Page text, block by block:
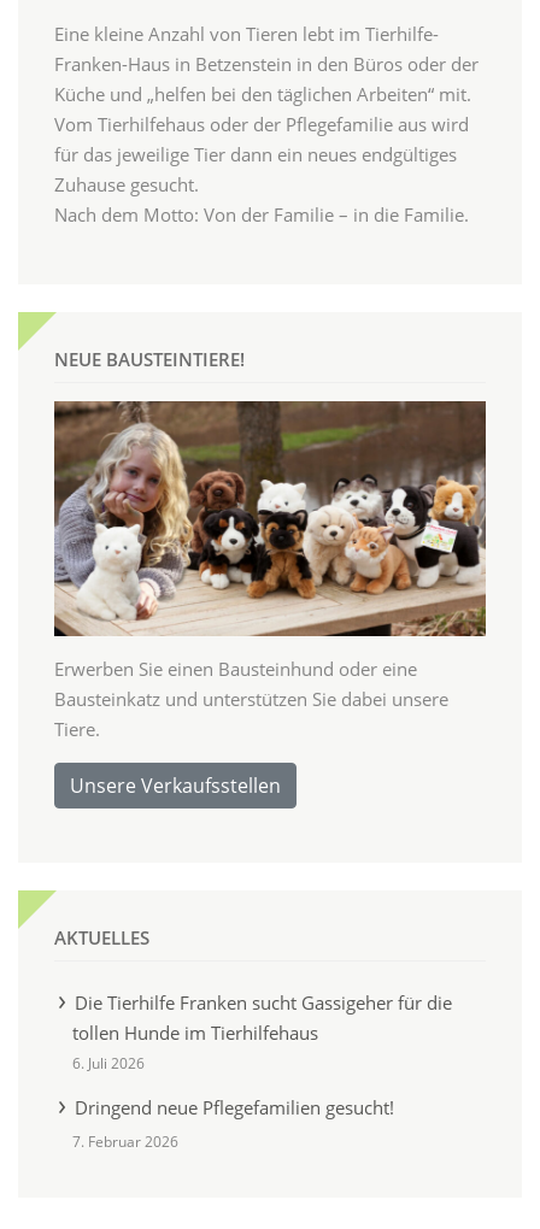
Eine kleine Anzahl von Tieren lebt im Tierhilfe-
Franken-Haus in Betzenstein in den Büros oder der
Küche und „helfen bei den täglichen Arbeiten“ mit.
Vom Tierhilfehaus oder der Pflegefamilie aus wird
für das jeweilige Tier dann ein neues endgültiges
Zuhause gesucht.
Nach dem Motto: Von der Familie – in die Familie.
NEUE BAUSTEINTIERE!
Erwerben Sie einen Bausteinhund oder eine
Bausteinkatz und unterstützen Sie dabei unsere
Tiere.
Unsere Verkaufsstellen
AKTUELLES
Die Tierhilfe Franken sucht Gassigeher für die
tollen Hunde im Tierhilfehaus
6. Juli 2026
Dringend neue Pflegefamilien gesucht!
7. Februar 2026